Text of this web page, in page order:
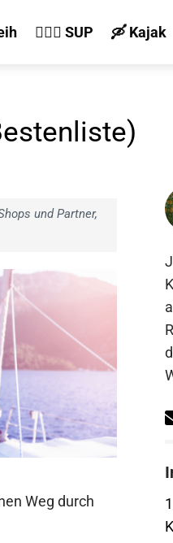
🏄‍♀️🛶 SUP 🛶 Kajak
und Partner,
Weg durch